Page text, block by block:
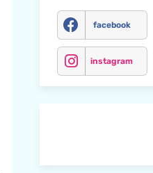
facebook
instagram